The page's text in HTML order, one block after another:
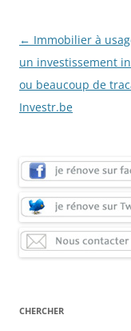
Navigation
des
articles
← Immobilier à
un investissement
ou beaucoup de
Investr.be
CHERCHER